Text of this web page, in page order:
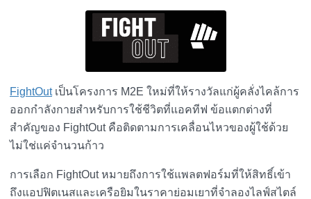
FightOutเป็นโครงการ M2E ใหม่ที่ให้รางวัลแก่ผู้คลั่งไคล้การ
ออกกำลังกายสำหรับการใช้ชีวิตที่แอคทีฟ ข้อแตกต่างที่
สำคัญของ FightOut คือติดตามการเคลื่อนไหวของผู้ใช้ด้วย
ไม่ใช่แค่จำนวนก้าว
การเลือก FightOut หมายถึงการใช้แพลตฟอร์มที่ให้สิทธิ์เข้า
ถึงแอปฟิตเนสและเครือยิมในราคาย่อมเยาที่จำลองไลฟ์สไตล์